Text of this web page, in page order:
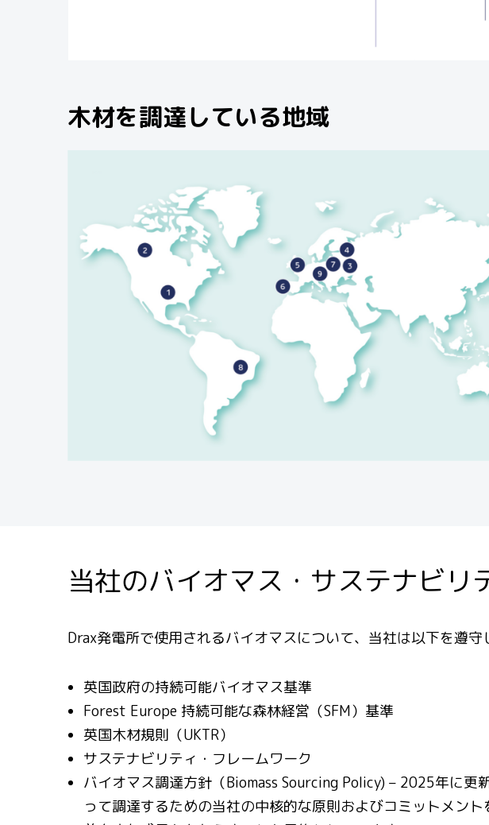
木材を調達している地域
当社のバイオマス・サステナビリ
Drax発電所で使用されるバイオマスについて、当社は以下を遵守
英国政府の持続可能バイオマス基準
Forest Europe 持続可能な森林経営（SFM）基準
英国木材規則（UKTR）
サステナビリティ・フレームワーク
バイオマス調達方針（Biomass Sourcing Policy) – 2025年に更
って調達するための当社の中核的な原則およびコミットメン